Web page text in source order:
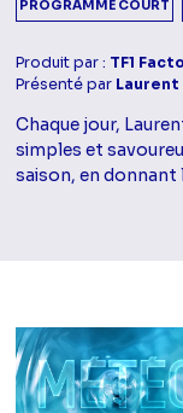
PROGRAMME COURT
Produit par : TF1
Présenté par
Chaque jour,
simples et
saison, en donnant